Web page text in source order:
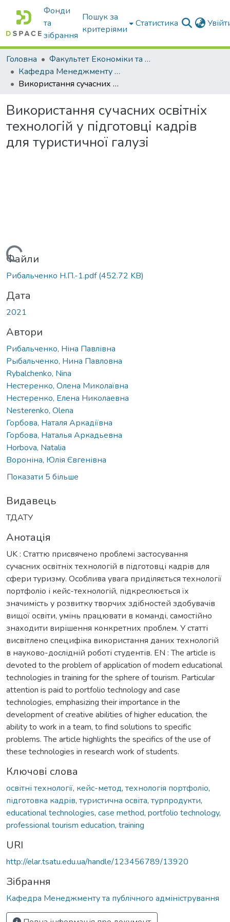
Фонди
та
зібрання
Пошук за
критеріями
Статистика
Головна
Факультет Економіки та бізнесу
Кафедра Менеджменту та публічного адміністрування
Використання сучасних освітніх технологій у підготовці кадрів для туристичної галузі
Використання сучасних освітніх
технологій у підготовці кадрів
для туристичної галузі
Вантажиться...
Файли
Рибальченко Н.П.-1.pdf(452.72 KB)
Дата
2021
Автори
Рибальченко, Ніна Павлівна
Рыбальченко, Нина Павловна
Rybalchenko, Nina
Нестеренко, Олена Миколаївна
Нестеренко, Елена Николаевна
Nesterenko, Olena
Горбова, Наталя Аркадіївна
Горбова, Наталья Аркадьевна
Horbova, Natalia
Вороніна, Юлія Євгенівна
Показати 5 більше
Видавець
ТДАТУ
Анотація
UK : Статтю присвячено проблемі застосування
сучасних освітніх технологій в підготовці кадрів для
сфери туризму. Особлива увага приділяється технології
портфоліо і кейс-технологій, підкреслюється їх
значимість у розвитку творчих здібностей здобувачів
вищої освіти, умінь працювати в команді, самостійно
знаходити вирішення конкретних проблем. У статті
висвітлено специфіка використання даних технологій
в науково-дослідній роботі студентів. EN : The article is
devoted to the problem of application of modern educational
technologies in training for the sphere of tourism. Particular
attention is paid to portfolio technology and case
technologies, emphasizing their importance in the
development of creative abilities of higher education, the
ability to work in a team, to find solutions to specific
problems. The article highlights the specifics of the use of
these technologies in research work of students.
Ключові слова
освітні технології, кейс-метод, технологія портфоліо,
підготовка кадрів, туристична освіта, турпродукти,
educational technologies, case method, portfolio technology,
professional tourism education, training
URI
http://elar.tsatu.edu.ua/handle/123456789/13920
Зібрання
Кафедра Менеджменту та публічного адміністрування